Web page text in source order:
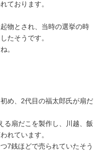
ております。
物とされ、当時の選挙の時
たそうです。
。
め、2代目の福太郎氏が扇だ
る扇だこを製作し、川越、飯
れています。
7銭ほどで売られていたそう